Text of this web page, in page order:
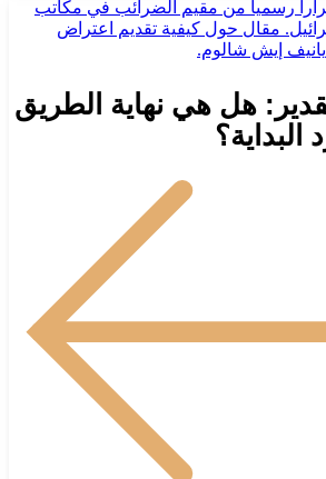
هل هي نهاية الطريق